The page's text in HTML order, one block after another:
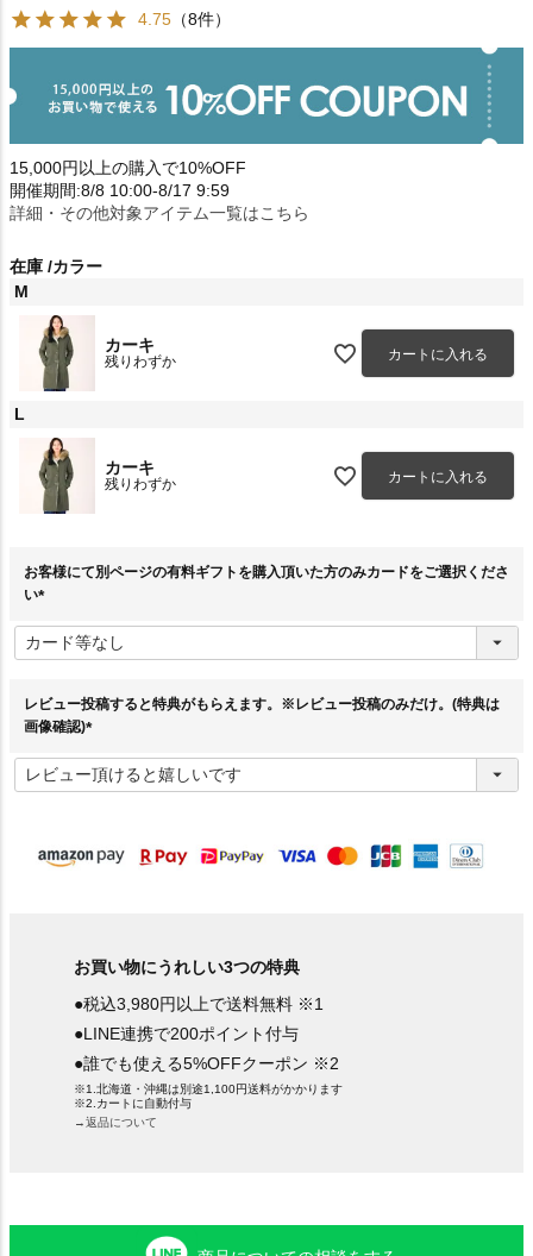
4.75 （8件）
15,000円以上の購入で10%OFF
開催期間:8/8 10:00-8/17 9:59
詳細・その他対象アイテム一覧はこちら
在庫 カラー
M
カーキ
残りわずか カートに入れる
L
カーキ
残りわずか カートに入れる
お客様にて別ページの有料ギフトを購入頂いた方のみカードをご選択くださ
い
必
須
レビュー投稿すると特典がもらえます。※レビュー投稿のみだけ。(特典は
画像確認)
必
須
お買い物にうれしい3つの特典
●税込3,980円以上で送料無料 ※1
●LINE連携で200ポイント付与
●誰でも使える5%OFFクーポン ※2
※1.北海道・沖縄は別途1,100円送料がかかります
※2.カートに自動付与
→返品について